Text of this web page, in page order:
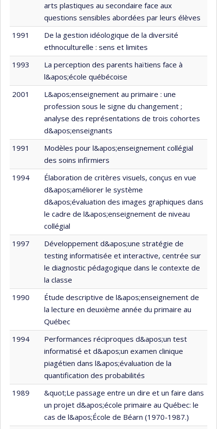
arts plastiques au secondaire face aux
questions sensibles abordées par leurs élèves
1991
De la gestion idéologique de la diversité
ethnoculturelle : sens et limites
1993
La perception des parents haïtiens face à
l&apos;école québécoise
2001
L&apos;enseignement au primaire : une
profession sous le signe du changement ;
analyse des représentations de trois cohortes
d&apos;enseignants
1991
Modèles pour l&apos;enseignement collégial
des soins infirmiers
1994
Élaboration de critères visuels, conçus en vue
d&apos;améliorer le système
d&apos;évaluation des images graphiques dans
le cadre de l&apos;enseignement de niveau
collégial
1997
Développement d&apos;une stratégie de
testing informatisée et interactive, centrée sur
le diagnostic pédagogique dans le contexte de
la classe
1990
Étude descriptive de l&apos;enseignement de
la lecture en deuxième année du primaire au
Québec
1994
Performances réciproques d&apos;un test
informatisé et d&apos;un examen clinique
piagétien dans l&apos;évaluation de la
quantification des probabilités
1989
&quot;Le passage entre un dire et un faire dans
un projet d&apos;école primaire au Québec: le
cas de l&apos;École de Béarn (1970-1987.)